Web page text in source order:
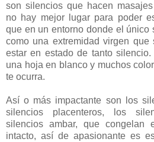
son silencios que hacen
no hay mejor lugar para poder
que en un entorno donde el único
como una extremidad virgen que
estar en estado de tanto
una hoja en blanco y muchos
te ocurra.
Así o más impactante son los
silencios placenteros, los
silencios ambar, que congelan
intacto, así de apasionante es